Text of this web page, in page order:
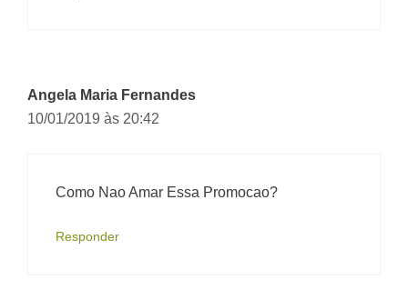
Angela Maria Fernandes
10/01/2019 às 20:42
Como Nao Amar Essa Promocao?
Responder